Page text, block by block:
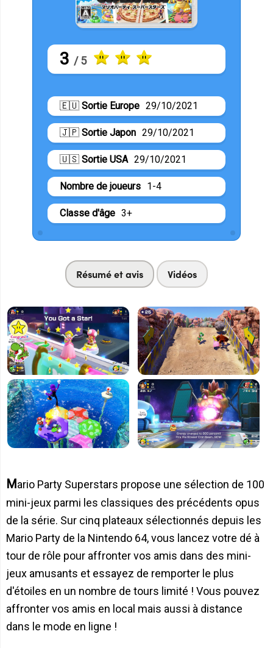
3 / 5
🇪🇺 Sortie Europe 29/10/2021
🇯🇵 Sortie Japon 29/10/2021
🇺🇸 Sortie USA 29/10/2021
Nombre de joueurs 1-4
Classe d'âge 3+
Résumé et avis Vidéos
Mario Party Superstars propose une sélection de 100
mini-jeux parmi les classiques des précédents opus
de la série. Sur cinq plateaux sélectionnés depuis les
Mario Party de la Nintendo 64, vous lancez votre dé à
tour de rôle pour affronter vos amis dans des mini-
jeux amusants et essayez de remporter le plus
d'étoiles en un nombre de tours limité ! Vous pouvez
affronter vos amis en local mais aussi à distance
dans le mode en ligne !